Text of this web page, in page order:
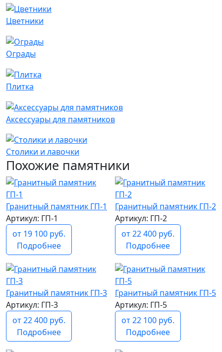
Цветники
Ограды
Плитка
Аксессуары для памятников
Столики и лавочки
Похожие памятники
Гранитный памятник ГП-1
Артикул: ГП-1
от 19 100 руб.
Подробнее
Гранитный памятник ГП-2
Артикул: ГП-2
от 22 400 руб.
Подробнее
Гранитный памятник ГП-3
Артикул: ГП-3
от 22 400 руб.
Подробнее
Гранитный памятник ГП-5
Артикул: ГП-5
от 22 100 руб.
Подробнее